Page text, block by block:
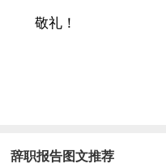
敬礼！
辞职报告图文推荐